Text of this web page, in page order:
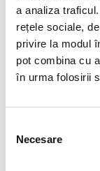
a analiza
rețele sociale,
privire la modul
pot combina cu
în urma folosirii
consimțământului
Necesare
Regiune: Xinjiang
Greutate : 19 gr.
Este un meteorit
Pozele sunt